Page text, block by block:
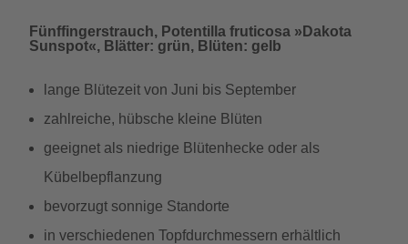
Fünffingerstrauch, Potentilla fruticosa »Dakota
Sunspot«, Blätter: grün, Blüten: gelb
lange Blütezeit von Juni bis September
zahlreiche, hübsche kleine Blüten
geeignet als niedrige Blütenhecke oder als
Kübelbepflanzung
bevorzugt sonnige Standorte
in verschiedenen Topfdurchmessern erhältlich